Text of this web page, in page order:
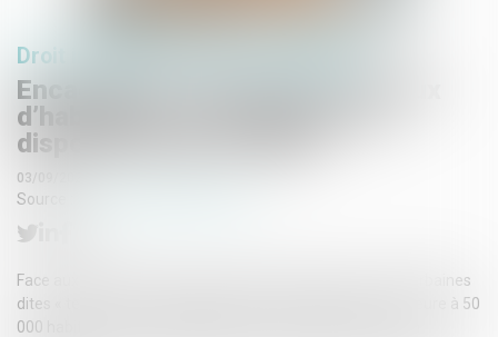
Droit immobilier
Encadrement des loyers des baux
d’habitation : prolongation du
dispositif jusqu’en 2026
03/09/2025
Source :
Face aux difficultés d’accès au logement dans les zones urbaines
dites « tendues » caractérisées par une population supérieure à 50
000 habitants et un déséquilibre marqué entre l’offre et la